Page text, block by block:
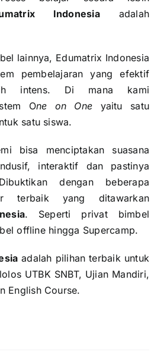
Indonesiaadalah
lainnya, Edumatrix Indonesia
pembelajaran yang efektif
intens. Di mana kami
One on One yaitu satu
satu siswa.
bisa menciptakan suasana
interaktif dan pastinya
dengan beberapa
terbaik yang ditawarkan
. Seperti privat bimbel
offline hingga Supercamp.
adalah pilihan terbaik untuk
UTBK SNBT, Ujian Mandiri,
English Course.